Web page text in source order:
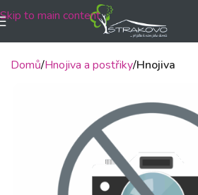
Skip to main content
Domů Hnojiva a postřiky Hnojiva